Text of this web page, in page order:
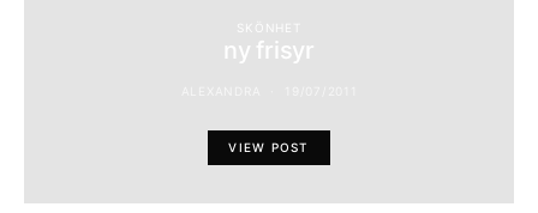
ny frisyr
VIEW POST